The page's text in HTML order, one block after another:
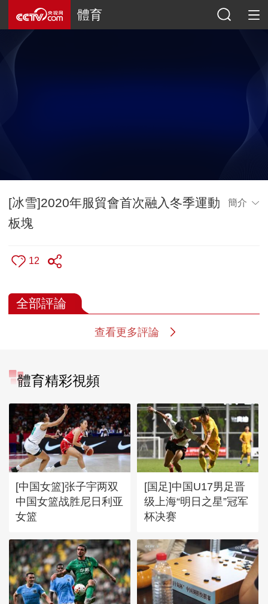
體育
[冰雪]2020年服貿會首次融入冬季運動
板塊
簡介
12
全部評論
查看更多評論
體育精彩視頻
[中国女篮]张子宇两双
中国女篮战胜尼日利亚
女篮
[国足]中国U17男足晋
级上海“明日之星”冠军
杯决赛